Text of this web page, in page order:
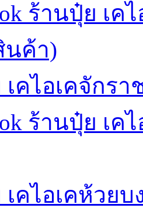
ร้านปุ๋ย เ
ค้า)
เคไอเคจักร
ร้านปุ๋ย เ
เคไอเคห้วย